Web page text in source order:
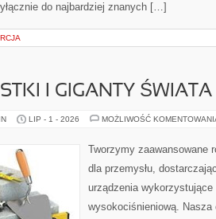
do najbardziej znanych […]
I GIGANTY ŚWIATA
LIP - 1 - 2026 MOŻLIWOŚĆ
Tworzymy zaawansowane
dla przemysłu,
urządzenia wykorzystujące
wysokociśnieniową. Nasza